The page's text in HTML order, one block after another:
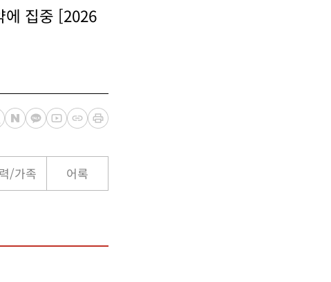
에 집중 [2026
/가족 어록